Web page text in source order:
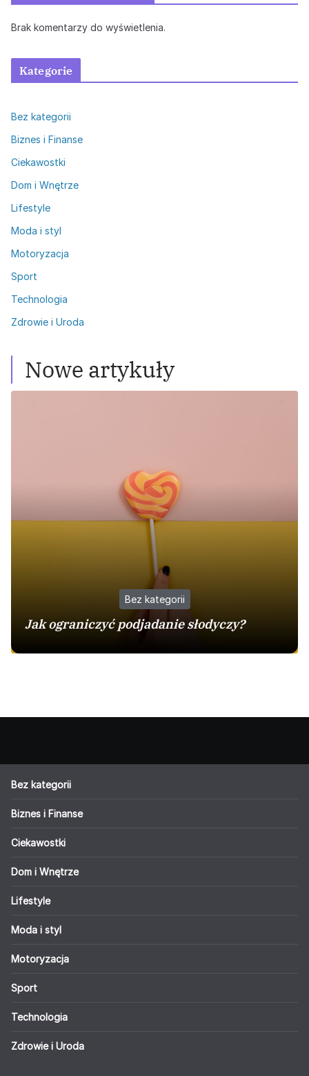
Brak komentarzy do wyświetlenia.
Kategorie
Bez kategorii
Biznes i Finanse
Ciekawostki
Dom i Wnętrze
Lifestyle
Moda i styl
Motoryzacja
Sport
Technologia
Zdrowie i Uroda
Nowe artykuły
Bez kategorii
Jak ograniczyć podjadanie słodyczy?
Bez kategorii
Biznes i Finanse
Ciekawostki
Dom i Wnętrze
Lifestyle
Moda i styl
Motoryzacja
Sport
Technologia
Zdrowie i Uroda